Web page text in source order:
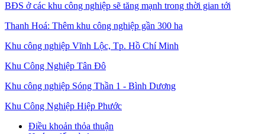
BĐS ở các khu công nghiệp sẽ tăng mạnh trong thời gian tới
Thanh Hoá: Thêm khu công nghiệp gần 300 ha
Khu công nghiệp Vĩnh Lộc, Tp. Hồ Chí Minh
Khu Công Nghiệp Tân Đô
Khu công nghiệp Sóng Thần 1 - Bình Dương
Khu Công Nghiệp Hiệp Phước
Điều khoản thỏa thuận